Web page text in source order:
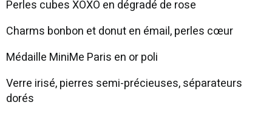
Perles cubes XOXO en dégradé de rose
Charms bonbon et donut en émail, perles cœur
Médaille MiniMe Paris en or poli
Verre irisé, pierres semi-précieuses, séparateurs
dorés